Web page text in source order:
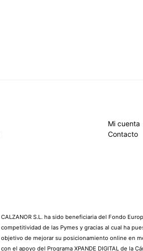
Mi cuenta
Contacto
CALZANOR S.L. ha sido beneficiaria del Fondo
competitividad de las Pymes y gracias al cual ha
objetivo de mejorar su posicionamiento online en
con el apoyo del Programa XPANDE DIGITAL de la